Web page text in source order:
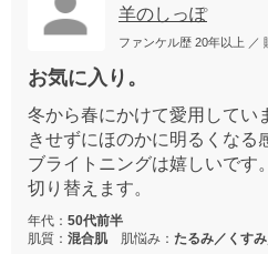
羊のしっぽ
ファンケル歴 20年以上 ／
お気に入り。
冬から春にかけて愛用してい
きせずにほのかに明るくなる
ブライトニングは嬉しいです
切り替えます。
年代： 50代前半
肌質： 混合肌 肌悩み： たるみ／くす